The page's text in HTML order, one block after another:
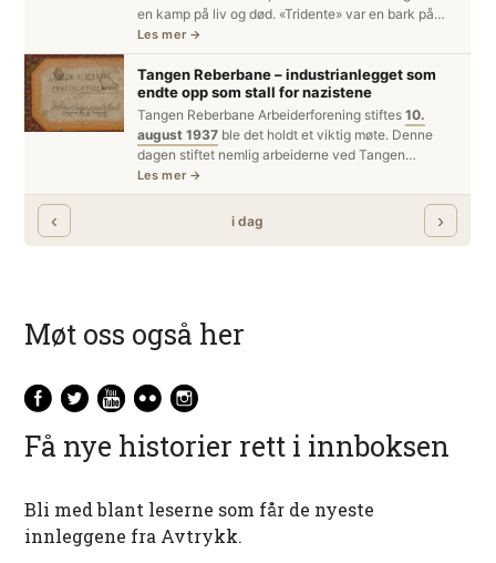
Møt oss også her
Få nye historier rett i innboksen
Bli med blant leserne som får de nyeste
innleggene fra Avtrykk.